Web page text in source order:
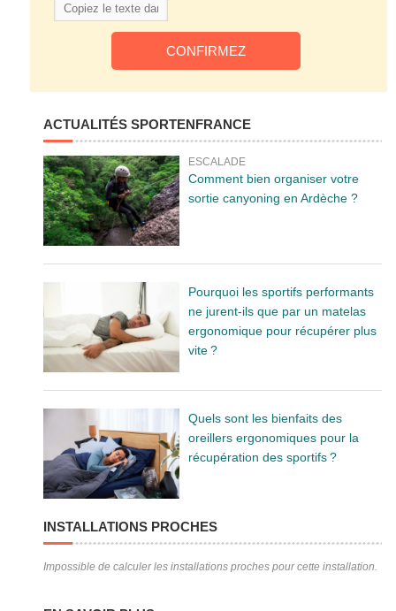
ACTUALITÉS SPORTENFRANCE
ESCALADE
Comment bien organiser votre
sortie canyoning en Ardèche ?
Pourquoi les sportifs performants
ne jurent-ils que par un matelas
ergonomique pour récupérer plus
vite ?
Quels sont les bienfaits des
oreillers ergonomiques pour la
récupération des sportifs ?
INSTALLATIONS PROCHES
Impossible de calculer les installations proches pour cette installation.